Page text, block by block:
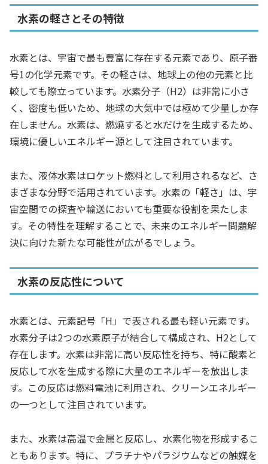
水素の軽さとその特徴
水素とは、宇宙で最も豊富に存在する元素であり、原子番
号1の化学元素です。その軽さは、地球上の他の元素と比
較しても際立っています。水素分子（H2）は非常に小さ
く、密度も低いため、地球の大気中では極めて少量しか存
在しません。水素は、燃焼すると水だけを生成するため、
環境に優しいエネルギー源として注目されています。
また、液体水素はロケット燃料として利用されるなど、さ
まざまな分野で活用されています。水素の「軽さ」は、宇
宙空間での探査や輸送においても重要な役割を果たしま
す。その特性を理解することで、未来のエネルギー問題解
決に向けた新たな可能性が広がるでしょう。
水素の反応性について
水素とは、元素記号「H」で表される最も軽い元素です。
水素分子は2つの水素原子が結合して構成され、H2として
存在します。水素は非常に高い反応性を持ち、特に酸素と
反応して水を生成する際に大量のエネルギーを放出しま
す。この反応は燃料電池に利用され、クリーンエネルギー
の一つとして注目されています。
また、水素は高温で金属と反応し、水素化物を形成するこ
ともあります。特に、プラチナやパラジウムなどの触媒を